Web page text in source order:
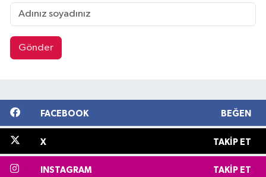
Gönder
FACEBOOK BEĞEN
X TAKIP ET
INSTAGRAM TAKIP ET